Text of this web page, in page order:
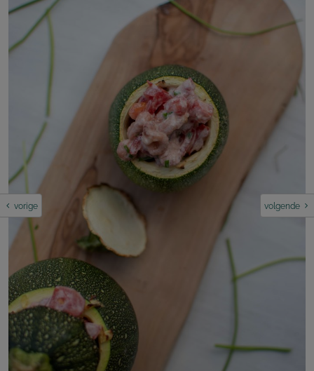
vorige volgende